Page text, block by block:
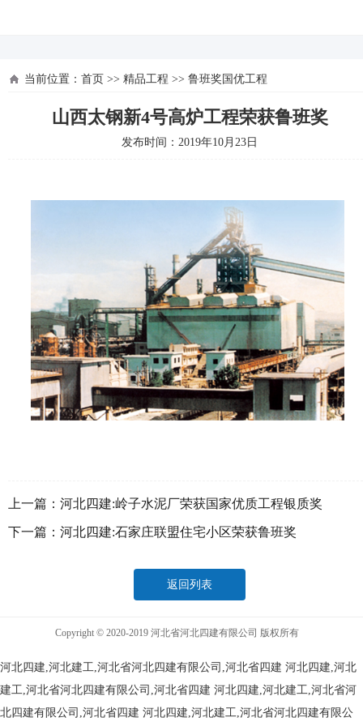
当前位置： 首页 >> 精品工程 >> 鲁班奖国优工程
山西太钢新4号高炉工程荣获鲁班奖
发布时间：2019年10月23日
上一篇： 河北四建:岭子水泥厂荣获国家优质工程银质奖
下一篇： 河北四建:石家庄联盟住宅小区荣获鲁班奖
返回列表
Copyright © 2020-2019 河北省河北四建有限公司 版权所有
河北四建,河北建工,河北省河北四建有限公司,河北省四建 河北四建,河北
建工,河北省河北四建有限公司,河北省四建 河北四建,河北建工,河北省河
北四建有限公司,河北省四建 河北四建,河北建工,河北省河北四建有限公